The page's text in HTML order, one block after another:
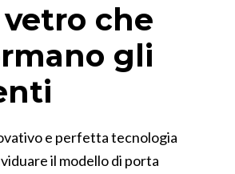
che
gli
e perfetta tecnologia
il modello di porta